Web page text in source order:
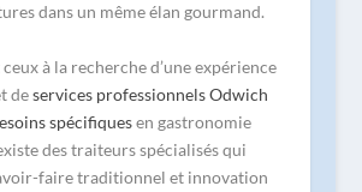
dans un même élan gourmand.
à la recherche d’une expérience
deservices professionnels Odwich
spécifiquesen gastronomie
des traiteurs spécialisés qui
faire traditionnel et innovation